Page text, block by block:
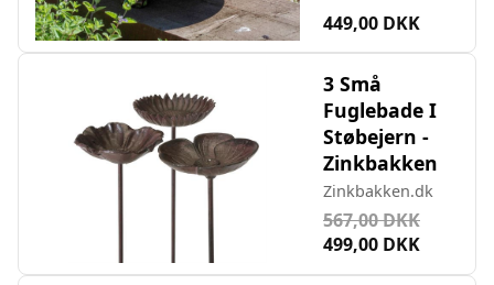
449,00 DKK
3 Små
Fuglebade I
Støbejern -
Zinkbakken
Zinkbakken.dk
567,00 DKK
499,00 DKK